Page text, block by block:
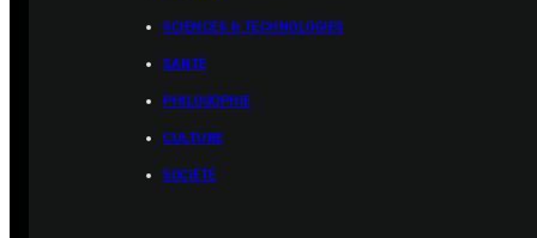
SCIENCES & TECHNOLOGIES
SANTÉ
PHILOSOPHIE
CULTURE
SOCIÉTÉ